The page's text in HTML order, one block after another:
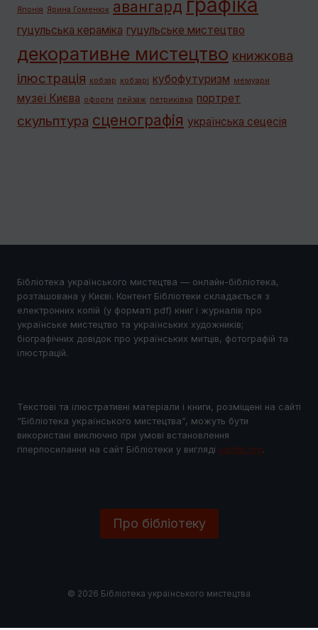
Японія Ярина Гоменюк авангард
гуцульська кераміка гуцульське мистецтво
декоративне мистецтво книжкова
ілюстрація кобзар кобзарі кубофутуризм мемуари
музеї Києва офорти пейзаж петриківка портрет
скульптура сценографія українська сецесія
Бібліотека українського мистецтва — онлайн-бібліотека,
розташована у Києві. Контент Бібліотеки складається з
електронних копій (у форматі pdf) книг і журналів про
українське мистецтво та українських художників;
біографічних довідок про українських митців, фотографій та
ілюстрацій.
Текстові та ілюстративні матеріали і книги, розміщені на сайті
“Бібліотека українського мистецтва”, можуть бути
використані виключно при умові встановлення
гіперпосилання на сайт Бібліотеки у виглядi uartlib.org.
Про бібліотеку
© 2026 Бібліотека українського мистецтва